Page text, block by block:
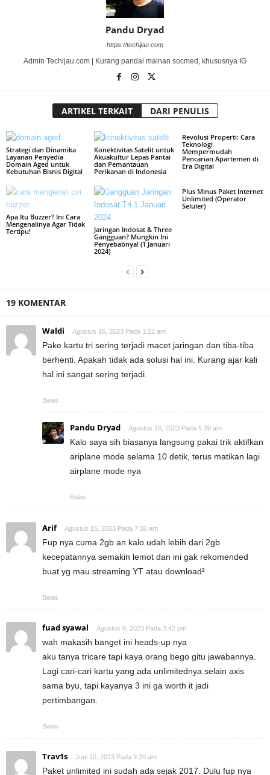
Pandu Dryad
https://techijau.com
Admin Techijau.com | Kurang pandai mainan socmed, khususnya IG
ARTIKEL TERKAIT DARI PENULIS
Strategi dan Dinamika
Layanan Penyedia
Domain Aged untuk
Kebutuhan Bisnis Digital
Konektivitas Satelit untuk
Akuakultur Lepas Pantai
dan Pemantauan
Perikanan di Indonesia
Revolusi Properti: Cara
Teknologi
Mempermudah
Pencarian Apartemen di
Era Digital
Apa Itu Buzzer? Ini Cara
Mengenalinya Agar Tidak
Tertipu!
Jaringan Indosat & Three
Gangguan? Mungkin Ini
Penyebabnya! (1 Januari
2024)
Plus Minus Paket Internet
Unlimited (Operator
Seluler)
19 KOMENTAR
Waldi Agustus 16, 2023 Pada 1:22 am
Pake kartu tri sering terjadi macet jaringan dan tiba-tiba
berhenti. Apakah tidak ada solusi hal ini. Kurang ajar kali
hal ini sangat sering terjadi.
Balas
Pandu Dryad Agustus 16, 2023 Pada 5:39 am
Kalo saya sih biasanya langsung pakai trik aktifkan
ariplane mode selama 10 detik, terus matikan lagi
airplane mode nya
Balas
Arif Agustus 15, 2023 Pada 7:30 am
Fup nya cuma 2gb an kalo udah lebih dari 2gb
kecepatannya semakin lemot dan ini gak rekomended
buat yg mau streaming YT atau download²
Balas
fuad syawal Agustus 6, 2023 Pada 3:42 pm
wah makasih banget ini heads-up nya
aku tanya tricare tapi kaya orang bego gitu jawabannya.
Lagi cari-cari kartu yang ada unlimitednya selain axis
sama byu, tapi kayanya 3 ini ga worth it jadi
pertimbangan.
Balas
Trav1s Juni 10, 2023 Pada 9:20 am
Paket unlimited ini sudah ada sejak 2017. Dulu fup nya